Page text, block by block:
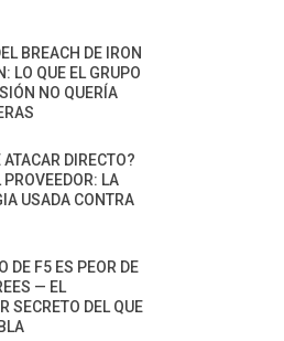
BREACH DE IRON
LO QUE EL GRUPO
NO QUERÍA
ATACAR DIRECTO?
LA
USADA CONTRA
DE F5 ES PEOR DE
— EL
SECRETO DEL QUE